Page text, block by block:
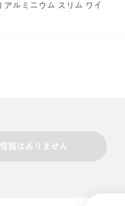
アルミニウム スリム ワイ
報はありません